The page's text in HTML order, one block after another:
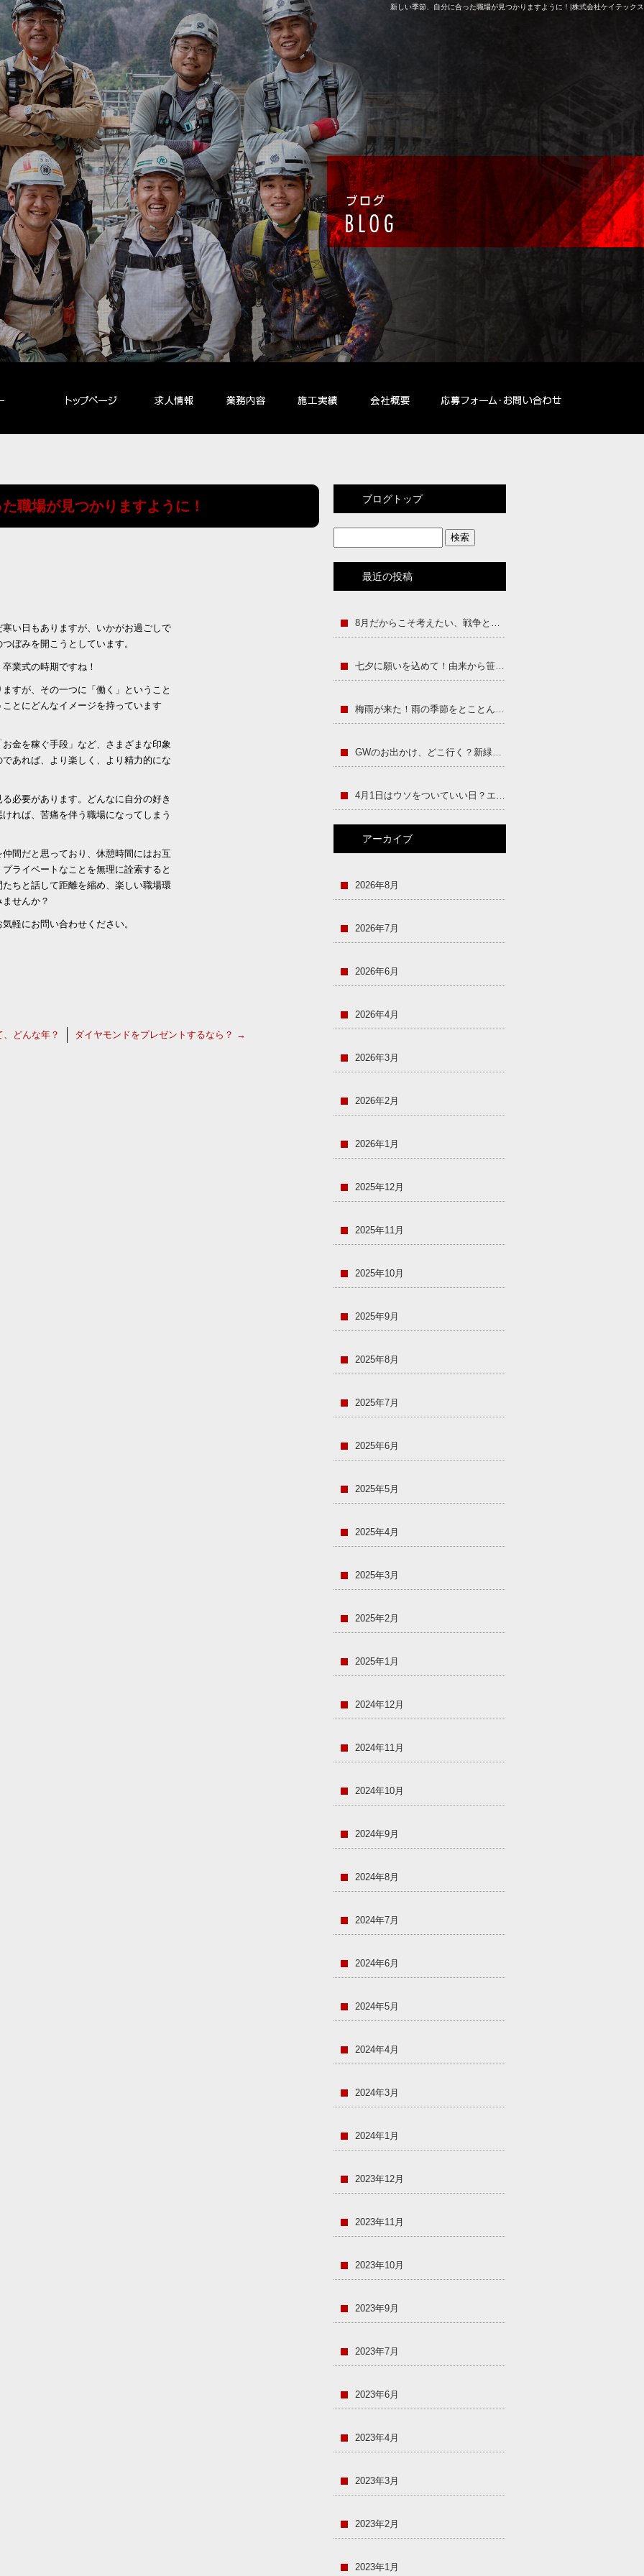
新しい季節、自分に合った職場が見つかりますように！|株式会社ケイテックス
職場が見つかりますように！
い日もありますが、いかがお過ごしで
ぼみを開こうとしています。
業式の時期ですね！
すが、その一つに「働く」ということ
とにどんなイメージを持っています
金を稼ぐ手段」など、さまざまな印象
あれば、より楽しく、より精力的にな
必要があります。どんなに自分の好き
れば、苦痛を伴う職場になってしまう
間だと思っており、休憩時間にはお互
ライベートなことを無理に詮索すると
ちと話して距離を縮め、楽しい職場環
せんか？
軽にお問い合わせください。
どんな年？ ダイヤモンドをプレゼントするなら？ →
ブログトップ
最近の投稿
8月だからこそ考えたい、戦争と平和のこと
七夕に願いを込めて！由来から笹飾りの豆知識まで
梅雨が来た！雨の季節をとことん楽しむ方法
GWのお出かけ、どこ行く？新緑シーズンをもっと楽しむヒント集
4月1日はウソをついていい日？エイプリルフールの歴史と世界の仕掛けまとめ
アーカイブ
2026年8月
2026年7月
2026年6月
2026年4月
2026年3月
2026年2月
2026年1月
2025年12月
2025年11月
2025年10月
2025年9月
2025年8月
2025年7月
2025年6月
2025年5月
2025年4月
2025年3月
2025年2月
2025年1月
2024年12月
2024年11月
2024年10月
2024年9月
2024年8月
2024年7月
2024年6月
2024年5月
2024年4月
2024年3月
2024年1月
2023年12月
2023年11月
2023年10月
2023年9月
2023年7月
2023年6月
2023年4月
2023年3月
2023年2月
2023年1月